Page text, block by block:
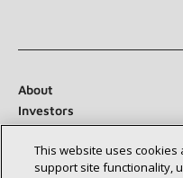
About
Investors
Suppliers
Newsroom
This website uses
support site functionality,